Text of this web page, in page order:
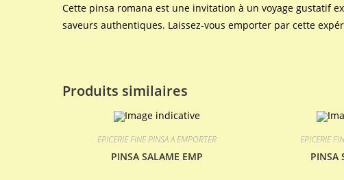
Cette pinsa romana est une invitation à un voyage gustatif
saveurs authentiques. Laissez-vous emporter par cette
Produits similaires
EPICERIE FINE PINSA A EMPORTER
PINSA SALAME EMP
EPICERIE
PINSA